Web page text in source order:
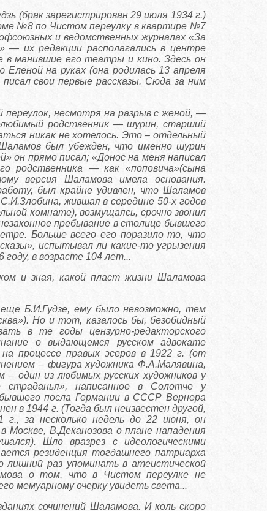
(брак зарегистрирован 29 июля 1934 г.)
№8 по Чистом переулку в квартире №7
и ведомственных журналах «За
— их редакции располагались в центре
в манившие его театры и кино. Здесь он
на руках (она родилась 13 апреля
свои первые рассказы. Сюда за ним
несмотря на разрыв с женой, —
родственник — шурин, старший
никак не хотелось. Это – отдельный
был убежден, что именно шурин
он прямо писал; «Донос на меня написал
родственника — как «поповича»(сына
версия Шаламова имела основания.
был крайне удивлен, что Шаламов
жившая в середине 50-х годов
комнате), возмущаясь, срочно звонил
пребывание в столице бывшего
Больше всего его поразило то, что
испытывал ли какие-то угрызения
году, в возрасте 104 лет...
и зная, какой пласт жизни Шаламова
Б.И.Гудзе, ему было невозможно, тем
Но и тот, казалось бы, безобидный
в те годы цензурно-редакторского
о выдающемся русском адвокате
процессе правых эсеров в 1922 г. (от
– фигура художника Ф.А.Малявина,
один из любимых русских художников у
страданья», написанное в Солотче у
посла Германии в СССР Вернера
в 1944 г. (Тогда был неизвестен другой,
за несколько недель до 22 июня, он
Москве, В.Деканозова о плане нападения
Шло вразрез с идеологическими
резиденция тогдашнего патриарха
лишний раз упоминать в атеистической
о том, что в Чистом переулке не
мемуарному очерку увидеть света...
сочинений Шаламова. И коль скоро